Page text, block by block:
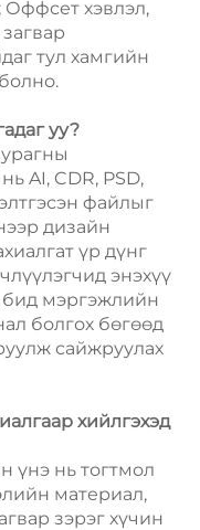
Оффсет хэвлэл,
тул хамгийн
уу?
AI, CDR, PSD,
файлыг
дизайн
үр дүнг
энэхүү
бид мэргэжлийн
болгох бөгөөд
сайжруулах
хийлгэхэд
үнэ нь тогтмол
материал,
зэрэг хүчин